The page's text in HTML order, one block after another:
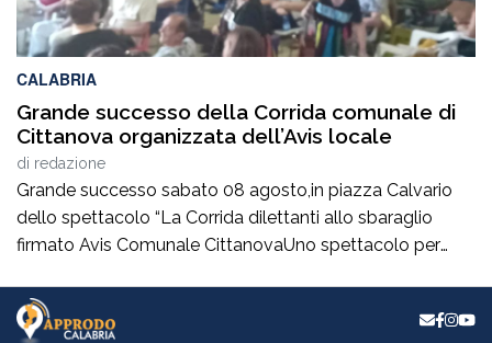
CALABRIA
Grande successo della Corrida comunale di
Cittanova organizzata dell’Avis locale
di redazione
Grande successo sabato 08 agosto,in piazza Calvario
dello spettacolo “La Corrida dilettanti allo sbaraglio
firmato Avis Comunale CittanovaUno spettacolo per
condotto da Simona Caruso e Franco Macrì.La
presidente ha sottolineato che tutti i donatori sono la